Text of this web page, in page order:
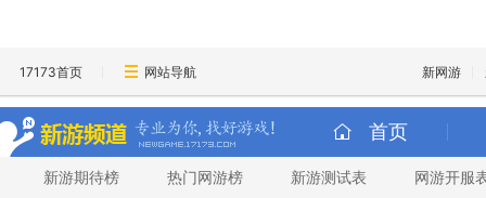
17173首页 网站导航 新网游
首页
新游期待榜 热门网游榜 新游测试表 网游开服